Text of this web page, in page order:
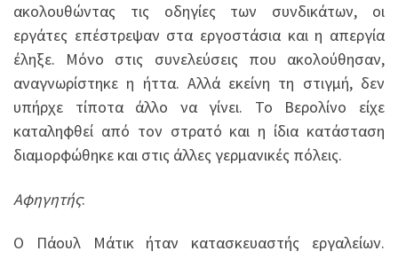
ακολουθώντας τις οδηγίες των συνδικάτων, οι
εργάτες επέστρεψαν στα εργοστάσια και η απεργία
έληξε. Μόνο στις συνελεύσεις που ακολούθησαν,
αναγνωρίστηκε η ήττα. Αλλά εκείνη τη στιγμή, δεν
υπήρχε τίποτα άλλο να γίνει. Το Βερολίνο είχε
καταληφθεί από τον στρατό και η ίδια κατάσταση
διαμορφώθηκε και στις άλλες γερμανικές πόλεις.
Αφηγητής:
Ο Πάουλ Μάτικ ήταν κατασκευαστής εργαλείων.